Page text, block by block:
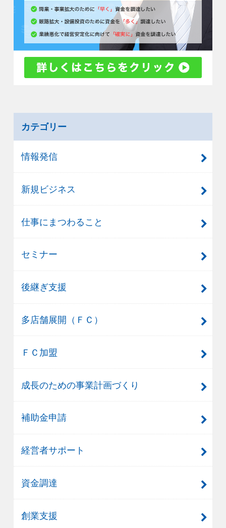
カテゴリー
情報発信
新規ビジネス
仕事にまつわること
セミナー
後継ぎ支援
多店舗展開（ＦＣ）
ＦＣ加盟
成長のための事業計画づくり
補助金申請
経営者サポート
資金調達
創業支援